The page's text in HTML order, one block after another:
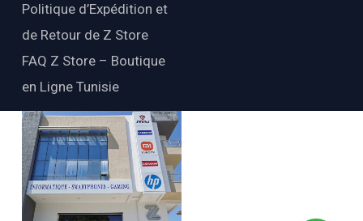
Politique d’Expédition et
de Retour de Z Store
FAQ Z Store – Boutique
en Ligne Tunisie